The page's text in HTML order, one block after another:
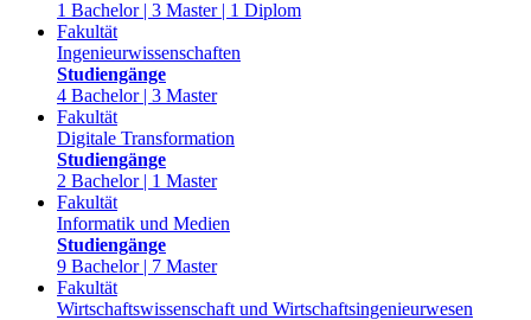
1 Bachelor | 3 Master | 1 Diplom
Fakultät
Ingenieurwissenschaften
Studiengänge
4 Bachelor | 3 Master
Fakultät
Digitale Transformation
Studiengänge
2 Bachelor | 1 Master
Fakultät
Informatik und Medien
Studiengänge
9 Bachelor | 7 Master
Fakultät
Wirtschaftswissenschaft und Wirtschaftsingenieurwesen